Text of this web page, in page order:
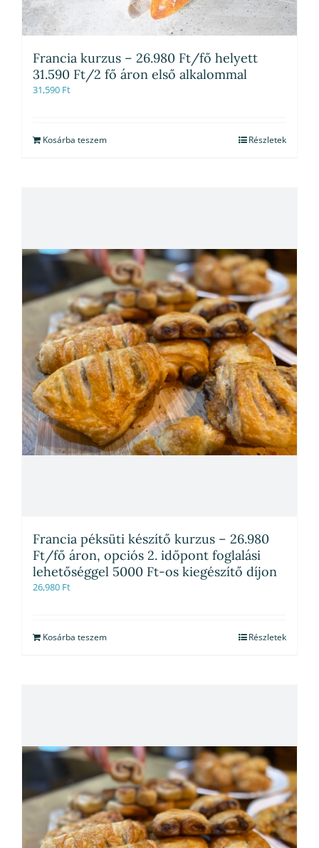
Francia kurzus – 26.980 Ft/fő helyett
31.590 Ft/2 fő áron első alkalommal
31,590 Ft
Kosárba teszem Részletek
Francia péksüti készítő kurzus – 26.980
Ft/fő áron, opciós 2. időpont foglalási
lehetőséggel 5000 Ft-os kiegészítő díjon
26,980 Ft
Kosárba teszem Részletek